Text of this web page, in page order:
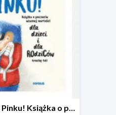
Jesteś ważny, Pinku! Książka o poczuciu własnej wartości